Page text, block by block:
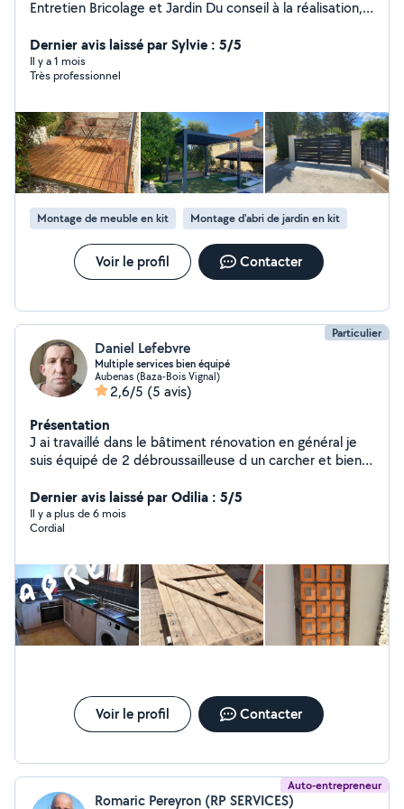
Entretien Bricolage et Jardin Du conseil à la réalisation,
esthétiques. Agréé Service à la Personne : vous pouvez
bénéficier d'un crédit d'impôt égal à 50 % de vos
dépenses annuelles (Plafond spécifique par activités sur
Entretien de la maison) Carte Bancaire acceptée CESU
préfinancés acceptés
Dernier avis laissé par Sylvie : 5/5
Il y a 1 mois
Très professionnel
Montage de meuble en kit Montage d'abri de jardin en kit
Voir le profil Contacter
Particulier
Daniel Lefebvre
Multiple services bien équipé
Aubenas (Baza-Bois Vignal)
2,6/5 (5 avis)
Présentation
J ai travaillé dans le bâtiment rénovation en général je
suis équipé de 2 débroussailleuse d un carcher et bien d
Dernier avis laissé par Odilia : 5/5
Il y a plus de 6 mois
Cordial
Voir le profil Contacter
Auto-entrepreneur
Romaric Pereyron (RP SERVICES)